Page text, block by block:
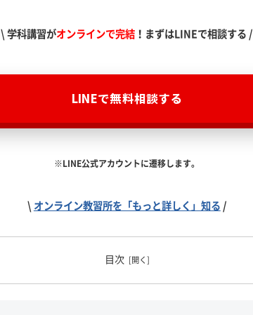
\ 学科講習がオンラインで完結 ！まずはLINEで相談する /
LINEで無料相談する
※LINE公式アカウントに遷移します。
\ オンライン教習所を「もっと詳しく」知る /
目次